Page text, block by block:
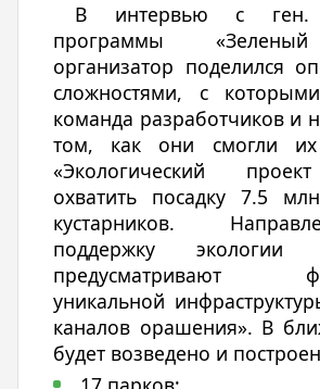
В интервью с ген.
программы
организатор поделился
сложностями, с которыми
команда разработчиков и
том, как они смогли их
«Экологический
охватить посадку 7.5
кустарников.
поддержку экологии
предусматривают
уникальной
каналов орашения». В
будет возведено и